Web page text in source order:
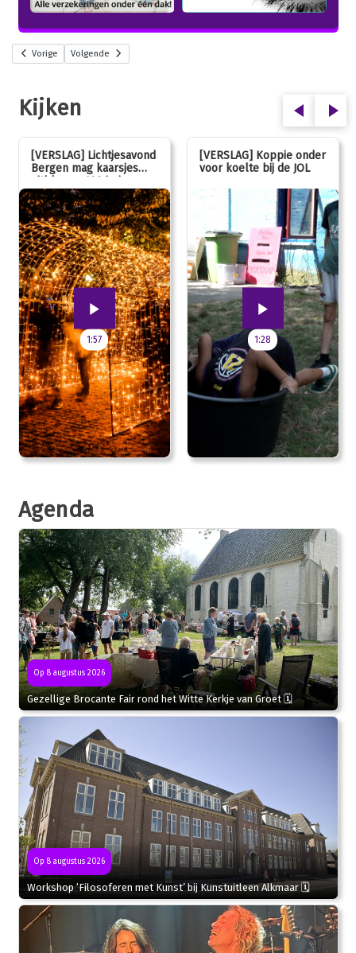
Vorige Volgende
Kijken
[VERSLAG] Lichtjesavond
Bergen mag kaarsjes
uitblazen: 100 jarig
jubileum!
1:57
[VERSLAG] Koppie onder
voor koelte bij de JOL
1:28
Agenda
Op 8 augustus 2026
Gezellige Brocante Fair rond het Witte Kerkje van Groet 🗓
Op 8 augustus 2026
Workshop ‘Filosoferen met Kunst’ bij Kunstuitleen Alkmaar 🗓